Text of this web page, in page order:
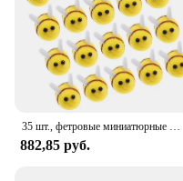
35 шт., фетровые миниатюрные игрушки в виде пчелы
882,85 руб.